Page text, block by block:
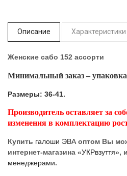
Описание Характеристики
Женские сабо 152 ассорти
Минимальный заказ –
Размеры: 36-41.
Производитель оставляет за
изменения в комплектацию
Купить галоши ЭВА оптом Вы
интернет-магазина «УКРвзуття»,
менеджерами.